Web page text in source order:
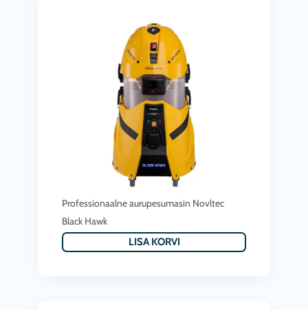
Professionaalne aurupesumasin Novltec
Black Hawk
LISA KORVI